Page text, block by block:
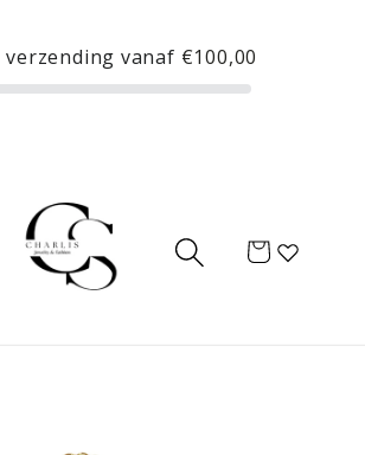
verzending vanaf €100,00
Winkelwagen